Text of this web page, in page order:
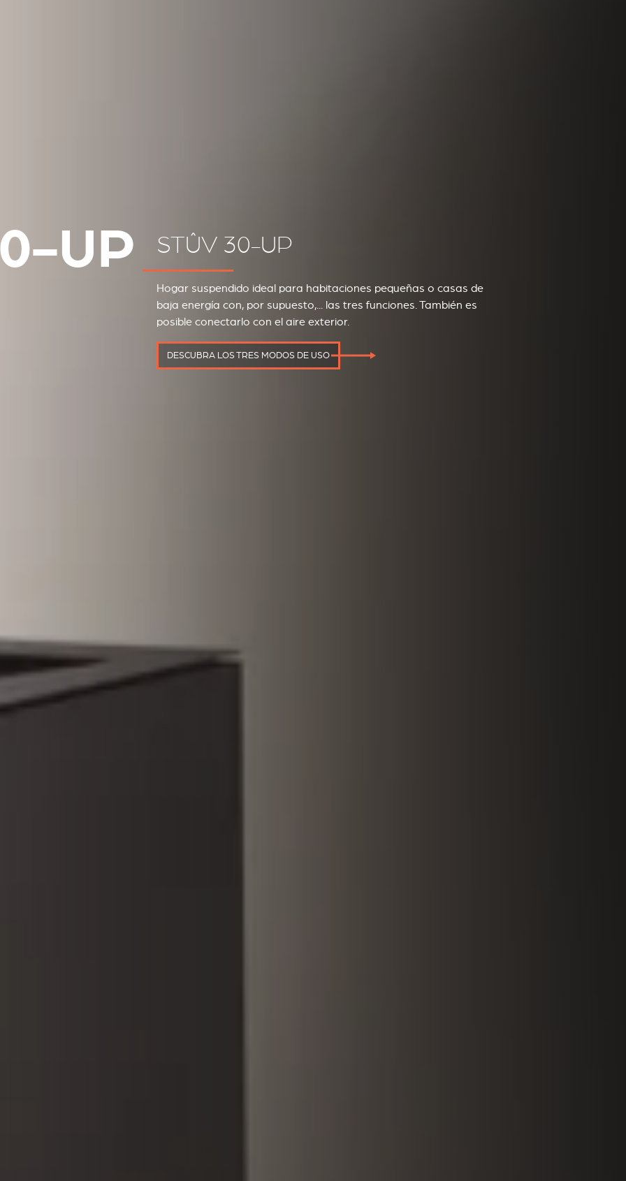
UP STÛV 30-UP
Hogar suspendido ideal para habitaciones pequeñas o casas de
baja energía con, por supuesto,... las tres funciones. También es
posible conectarlo con el aire exterior.
DESCUBRA LOS TRES MODOS DE USO